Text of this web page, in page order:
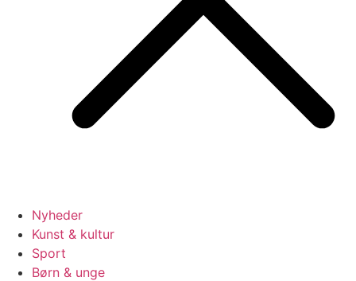
Nyheder
Kunst & kultur
Sport
Børn & unge